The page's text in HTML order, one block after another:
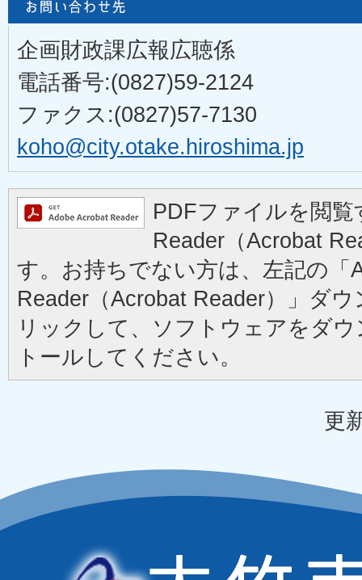
企画財政課広報広聴係
電話番号:(0827)59-2124
ファクス:(0827)57-7130
koho@city.otake.hiroshima.jp
PDFファイルを閲
Reader（Acrobat
す。お持ちでない方は、左記の「
Reader（Acrobat Reader）」ダ
リックして、ソフトウェアをダ
トールしてください。
更